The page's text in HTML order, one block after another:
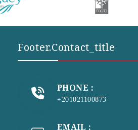
Footer.contact_title
PHONE :
+201021100873
EMAIL :